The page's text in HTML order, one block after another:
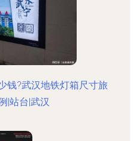
钱?武汉地铁灯箱尺寸旅
|站台|武汉